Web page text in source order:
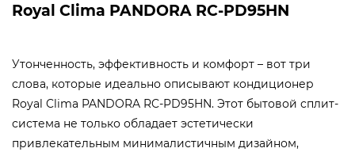
Royal Clima PANDORA RC-PD95HN
Утонченность, эффективность и комфорт – вот три
слова, которые идеально описывают кондиционер
Royal Clima PANDORA RC-PD95HN. Этот бытовой сплит-
система не только обладает эстетически
привлекательным минималистичным дизайном,